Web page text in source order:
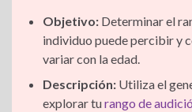
Objetivo: Determinar el
individuo puede percibir y
variar con la edad.
Descripción: Utiliza el
explorar turango de